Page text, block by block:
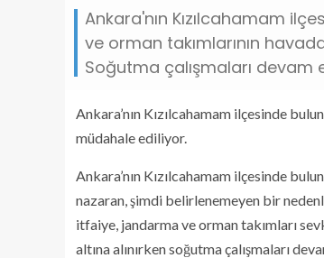
Ankara'nın Kızılcahamam
ve orman takımlarının
Soğutma çalışmaları devam
Ankara’nın Kızılcahamam ilçesinde
müdahale ediliyor.
Ankara’nın Kızılcahamam ilçesinde
nazaran, şimdi belirlenemeyen bir
itfaiye, jandarma ve orman takımları
altına alınırken soğutma çalışmaları